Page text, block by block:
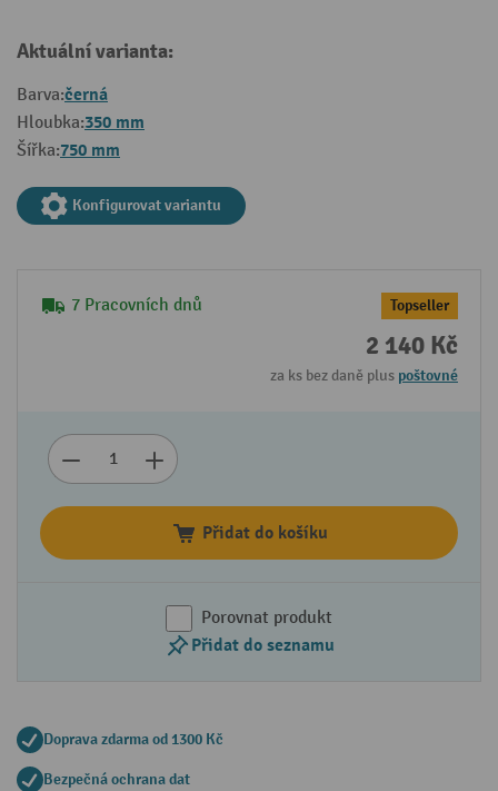
Aktuální varianta:
Barva:černá
Hloubka:350 mm
Šířka:750 mm
Konfigurovat variantu
7 Pracovních dnů Topseller
2 140 Kč
za ks bez daně plus poštovné
Přidat do košíku
Porovnat produkt
Přidat do seznamu
Doprava zdarma od 1300 Kč
Bezpečná ochrana dat